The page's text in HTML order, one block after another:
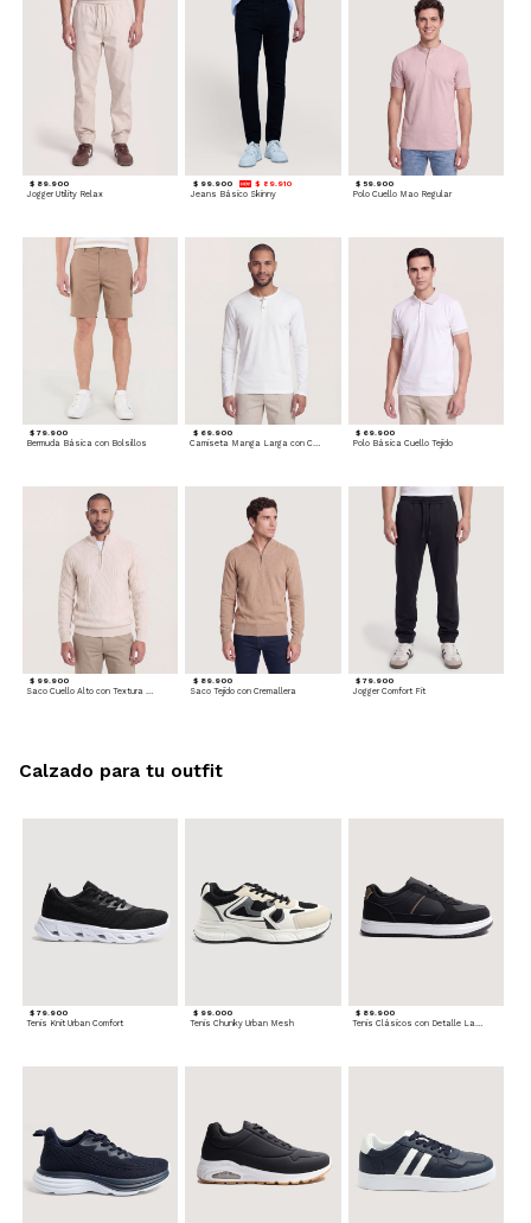
$ 89.900
Jogger Utility Relax
$ 99.900 $ 89.910
Jeans Básico Skinny
$ 59.900
Polo Cuello Mao Regular
$ 79.900
Bermuda Básica con Bolsillos
$ 69.900 $ 69.900
Polo Básica Cuello Tejido
$ 99.900
Saco Cuello Alto con Textura Trenzada
$ 89.900
Saco Tejido con Cremallera
$ 79.900
Jogger Comfort Fit
$ 79.900
Tenis Knit Urban Comfort
$ 99.000
Tenis Chunky Urban Mesh
$ 89.900
Tenis Clásicos con Detalle Lateral
Calzado para tu outfit